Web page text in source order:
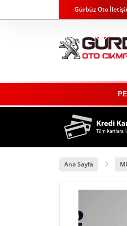
Gürbüz Oto
Ana Sayfa